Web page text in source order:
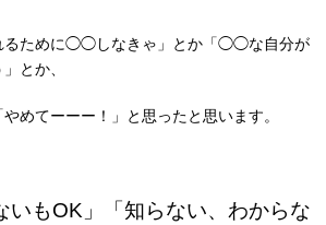
るために◯◯しなきゃ」とか「◯◯な自分が
とか、
めてーーー！」と思ったと思います。
いもOK」「知らない、わからな